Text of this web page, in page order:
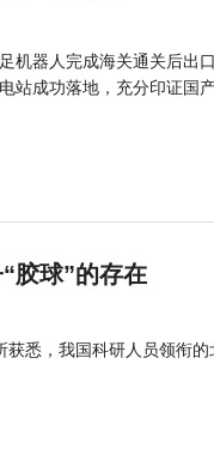
机器人完成海关通关后出
站成功落地，充分印证国
胶球”的存在
获悉，我国科研人员领衔